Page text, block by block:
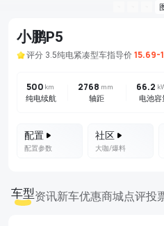
小鹏P5
评分 3.5纯电紧凑型车指导价 15.69-
500 km
纯电续航
2768 mm
轴距
66.2
电池容
配置
配置参数
社区
大咖/爆料
车型资讯新车优惠商城点评投